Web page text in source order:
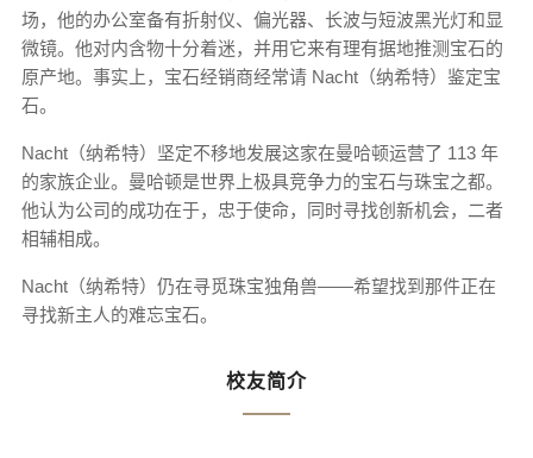
场，他的办公室备有折射仪、偏光器、长波与短波黑光灯和显
微镜。他对内含物十分着迷，并用它来有理有据地推测宝石的
原产地。事实上，宝石经销商经常请 Nacht（纳希特）鉴定宝
石。
Nacht（纳希特）坚定不移地发展这家在曼哈顿运营了 113 年
的家族企业。曼哈顿是世界上极具竞争力的宝石与珠宝之都。
他认为公司的成功在于，忠于使命，同时寻找创新机会，二者
相辅相成。
Nacht（纳希特）仍在寻觅珠宝独角兽——希望找到那件正在
寻找新主人的难忘宝石。
校友简介